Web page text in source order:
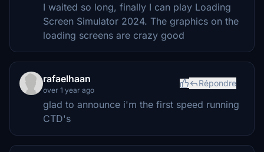
I waited so long, finally I can play Loading
Screen Simulator 2024. The graphics on the
loading screens are crazy good
rafaelhaan
over 1 year ago
Répondre
glad to announce i'm the first speed running
CTD's